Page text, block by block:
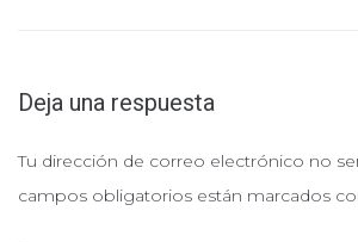
Deja una respuesta
Tu dirección de correo electrónico no
campos obligatorios están marcados